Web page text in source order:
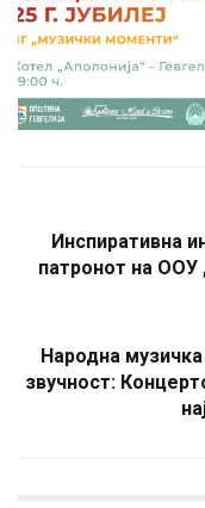
Инспиративна
патронот на ООУ
Народна
звучност: